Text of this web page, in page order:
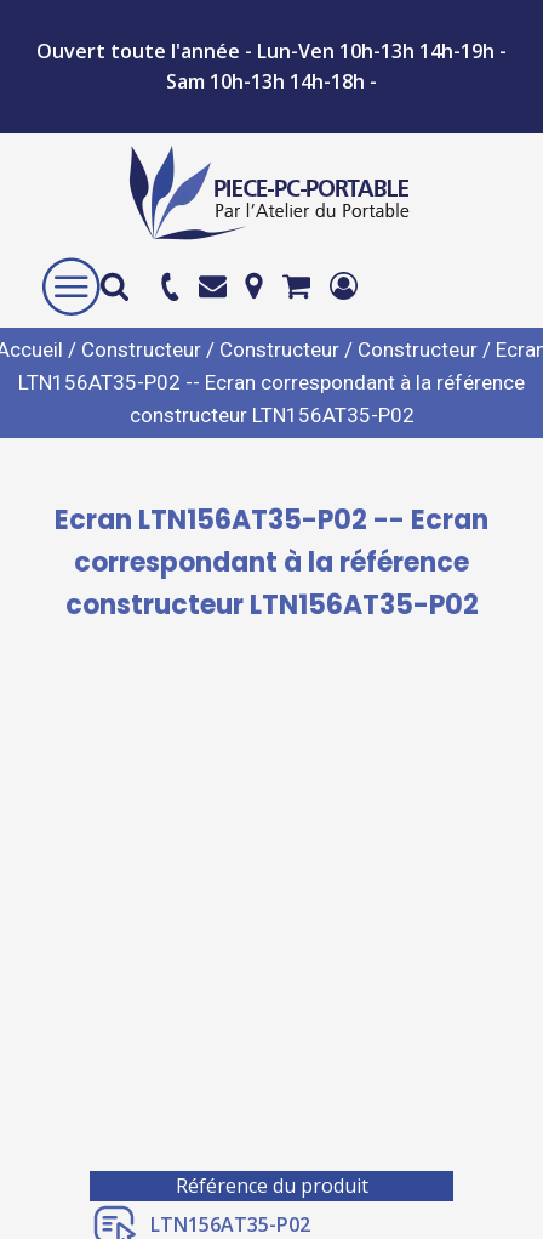
Ouvert toute l'année - Lun-Ven 10h-13h 14h-19h -
Sam 10h-13h 14h-18h -
/ Constructeur / Constructeur / Constructeur /
LTN156AT35-P02 -- Ecran correspondant à la référence
constructeur LTN156AT35-P02
Ecran LTN156AT35-P02 -- Ecran
correspondant à la référence
constructeur LTN156AT35-P02
Référence du produit
LTN156AT35-P02